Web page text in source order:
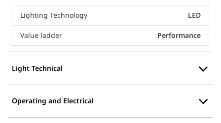
Lighting Technology LED
Value ladder Performance
Light Technical
Operating and Electrical